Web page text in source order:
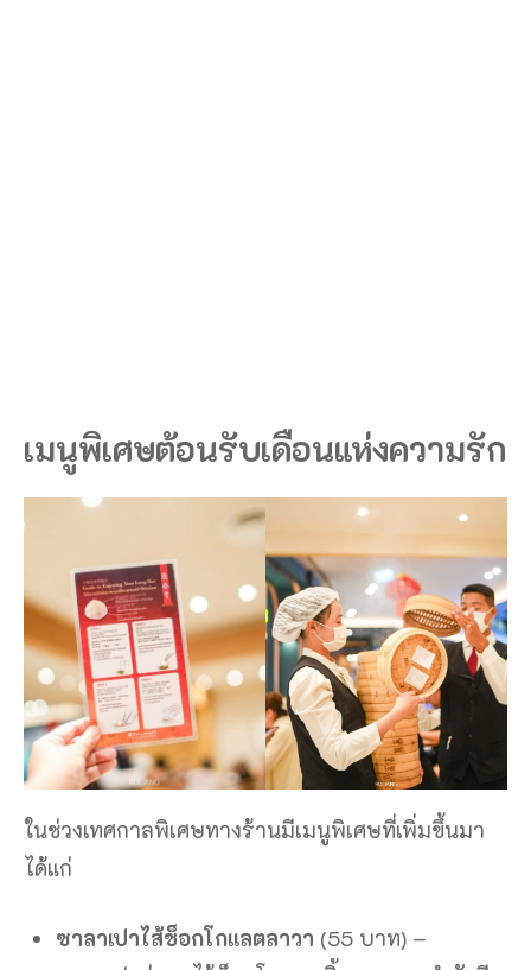
เมนูพิเศษต้อนรับเดือนแห่งความรัก
ในช่วงเทศกาลพิเศษทางร้านมีเมนูพิเศษที่เพิ่มขึ้นมา
ได้แก่
ซาลาเปาไส้ช็อกโกแลตลาวา (55 บาท) –